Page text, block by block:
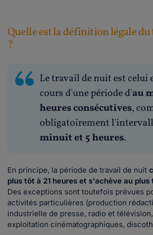
Quelle est la définition légale
?
Le travail de nuit est celui
cours d'une période d'au
heures consécutives,
obligatoirement
minuit et 5 heures.
En principe, la période de travail de nuit
plus tôt à 21 heures et s'achève au plus
Des exceptions sont toutefois prévues
activités particulières (production
industrielle de presse, radio et
exploitation cinématographiques,